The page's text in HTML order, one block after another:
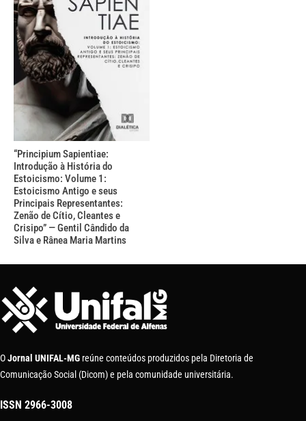
“Principium Sapientiae:
Introdução à História do
Estoicismo: Volume 1:
Estoicismo Antigo e seus
Principais Representantes:
Zenão de Cítio, Cleantes e
Crisipo” — Gentil Cândido da
Silva e Rânea Maria Martins
OJornal UNIFAL-MG reúne conteúdos produzidos pela Diretoria de
Comunicação Social (Dicom) e pela comunidade universitária.
ISSN 2966-3008